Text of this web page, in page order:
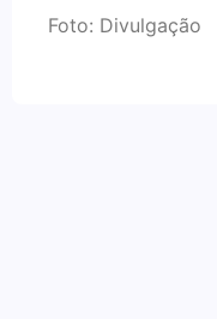
Foto: Divulgação